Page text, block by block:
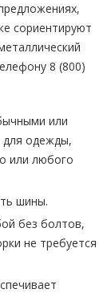
сориентируют
8 (800)
или
одежды,
или любого
шины.
без болтов,
не требуется